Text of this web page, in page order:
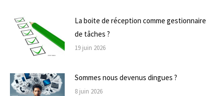
La boite de réception comme gestionnaire
de tâches ?
19 juin 2026
Sommes nous devenus dingues ?
8 juin 2026